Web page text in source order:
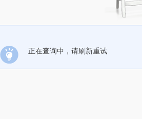
正在查询中，请刷新重试